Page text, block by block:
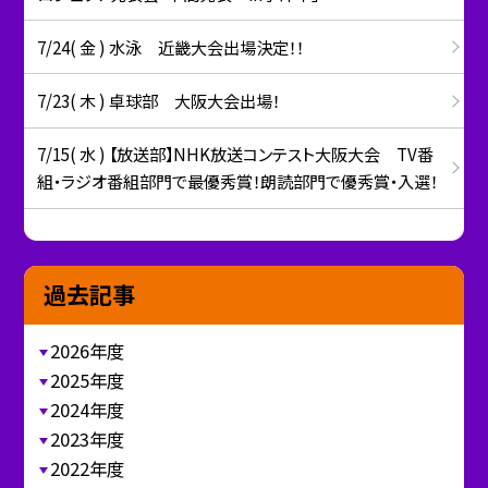
7/24( 金 ) 水泳 近畿大会出場決定！！
7/23( 木 ) 卓球部 大阪大会出場！
7/15( 水 ) 【放送部】NHK放送コンテスト大阪大会 TV番
組・ラジオ番組部門で最優秀賞！朗読部門で優秀賞・入選！
過去記事
2026年度
2025年度
2024年度
2023年度
2022年度